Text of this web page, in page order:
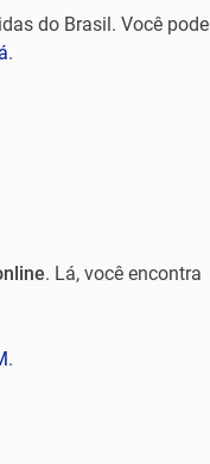
do Brasil. Você pode
.
. Lá, você encontra
.